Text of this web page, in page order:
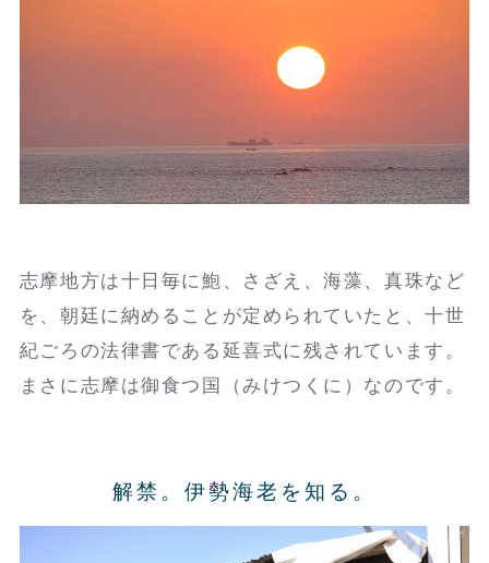
志摩地方は十日毎に鮑、さざえ、海藻、真珠など
を、朝廷に納めることが定められていたと、十世
紀ごろの法律書である延喜式に残されています。
まさに志摩は御食つ国（みけつくに）なのです。
解禁。伊勢海老を知る。